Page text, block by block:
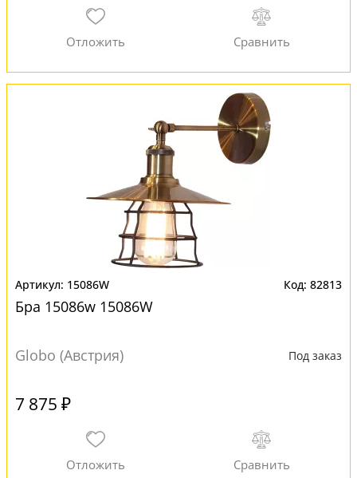
15086W 82813
Бра 15086w 15086W
Globo (Австрия) Под заказ
7 875 ₽